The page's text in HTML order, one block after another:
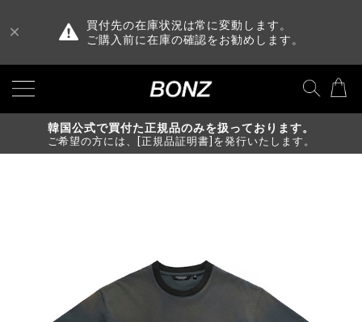
買付先の在庫状況は常に変動します。
ご購入前に在庫の確認をお勧めします。
韓国公式で買付た正規品のみを扱っております。
ご希望の方には、[正規品証明書]を発行いたします。